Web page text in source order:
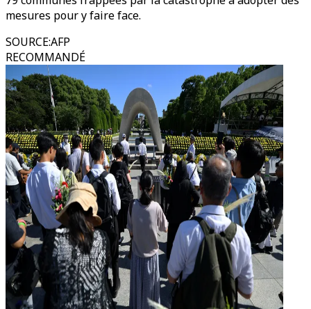
mesures pour y faire face.
SOURCE:AFP
RECOMMANDÉ